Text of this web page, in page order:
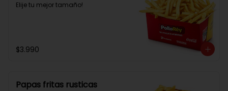
Elije tu mejor tamaño!
$3.990
Papas fritas rusticas